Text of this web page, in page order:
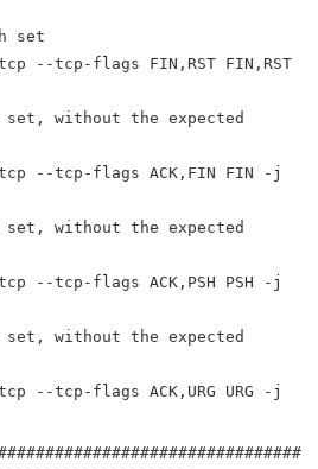
set
--tcp-flags FIN,RST FIN,RST
without the expected
--tcp-flags ACK,FIN FIN -j
without the expected
--tcp-flags ACK,PSH PSH -j
without the expected
--tcp-flags ACK,URG URG -j